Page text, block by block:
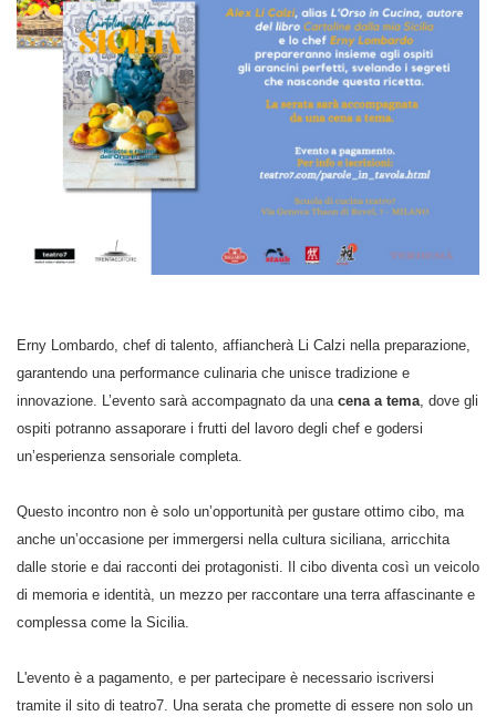
Erny Lombardo, chef di talento, affiancherà Li Calzi nella preparazione,
garantendo una performance culinaria che unisce tradizione e
innovazione. L’evento sarà accompagnato da una cena a tema , dove gli
ospiti potranno assaporare i frutti del lavoro degli chef e godersi
un’esperienza sensoriale completa.
Questo incontro non è solo un’opportunità per gustare ottimo cibo, ma
anche un’occasione per immergersi nella cultura siciliana, arricchita
dalle storie e dai racconti dei protagonisti. Il cibo diventa così un veicolo
di memoria e identità, un mezzo per raccontare una terra affascinante e
complessa come la Sicilia.
L'evento è a pagamento, e per partecipare è necessario iscriversi
tramite il sito di teatro7. Una serata che promette di essere non solo un